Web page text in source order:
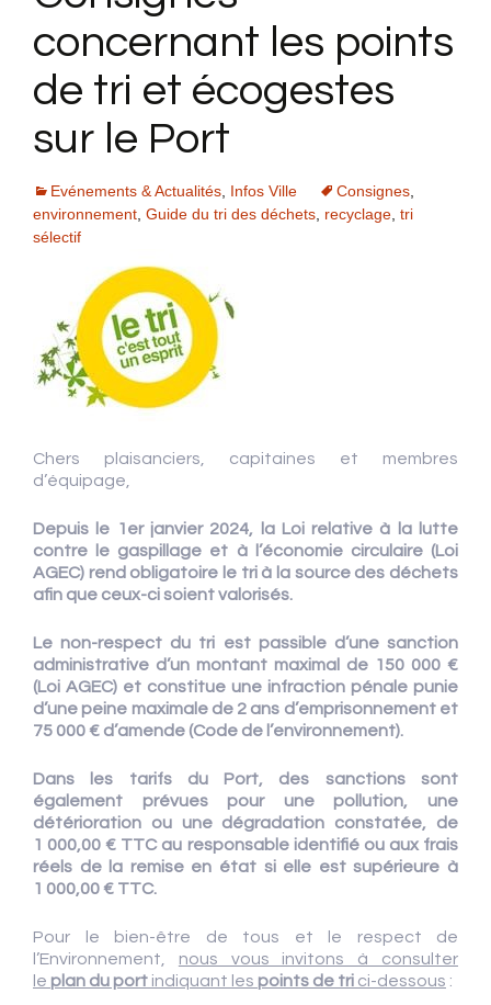
concernant les points
de tri et écogestes
sur le Port
Evénements & Actualités Infos Ville Consignes
environnement Guide du tri des déchets recyclage tri
sélectif
Chers plaisanciers, capitaines et membres
d’équipage,
Depuis le 1er janvier 2024, la Loi relative à la lutte
contre le gaspillage et à l’économie circulaire (Loi
AGEC) rend obligatoire le tri à la source des déchets
afin que ceux-ci soient valorisés.
Le non-respect du tri est passible d’une sanction
administrative d’un montant maximal de 150 000 €
(Loi AGEC) et constitue une infraction pénale punie
d’une peine maximale de 2 ans d’emprisonnement et
75 000 € d’amende (Code de l’environnement).
Dans les tarifs du Port, des sanctions sont
également prévues pour une pollution, une
détérioration ou une dégradation constatée, de
1 000,00 € TTC au responsable identifié ou aux frais
réels de la remise en état si elle est supérieure à
1 000,00 € TTC.
Pour le bien-être de tous et le respect de
l’Environnement, nous vous invitons à consulter
le plan du port indiquant les points de tri ci-dessous :